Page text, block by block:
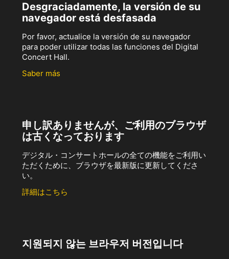
Desgraciadamente, la versión de su
navegador está desfasada
Por favor, actualice la versión de su navegador
para poder utilizar todas las funciones del Digital
Concert Hall.
Saber más
申し訳ありませんが、ご利用のブラウザ
は古くなっております
デジタル・コンサートホールの全ての機能をご利用い
ただくために、ブラウザを最新版に更新してくださ
い。
詳細はこちら
지원되지 않는 브라우저 버전입니다